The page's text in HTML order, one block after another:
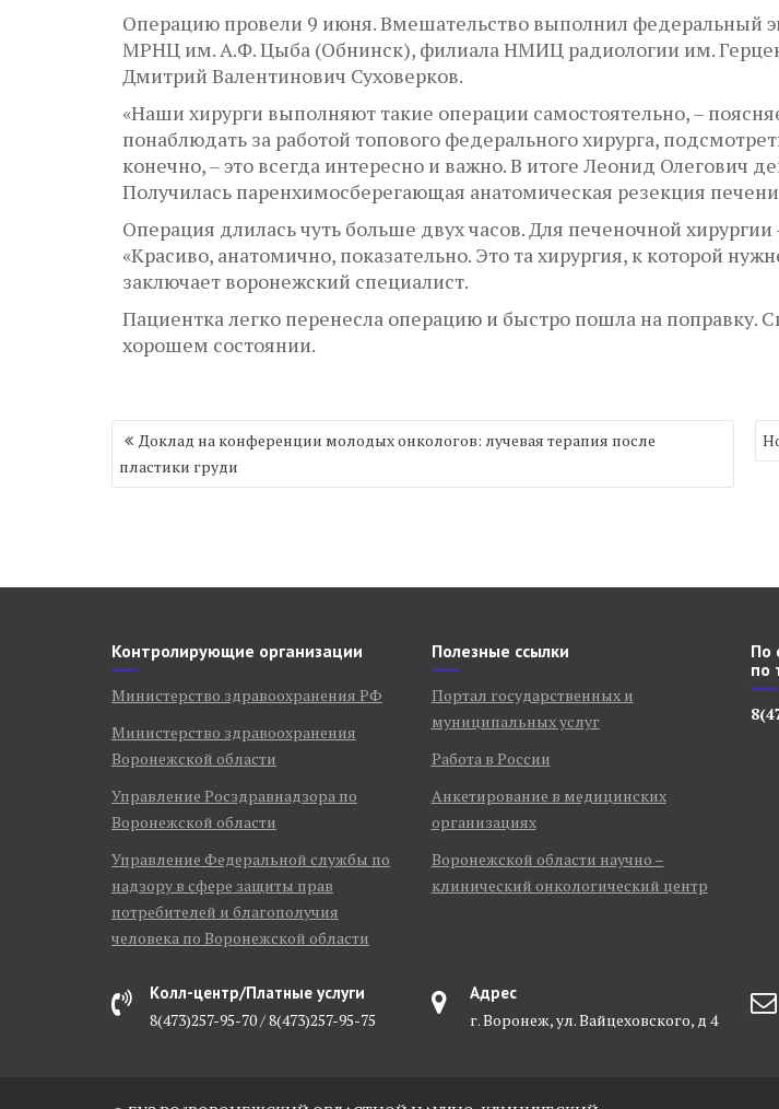
Операцию провели 9 июня. Вмешательство выполнил федеральный
МРНЦ им. А.Ф. Цыба (Обнинск), филиала НМИЦ радиологии им.
Дмитрий Валентинович Суховерков.
«Наши хирурги выполняют такие операции самостоятельно, –
понаблюдать за работой топового федерального хирурга,
конечно, – это всегда интересно и важно. В итоге Леонид Олегович
Получилась паренхимосберегающая анатомическая резекция
Операция длилась чуть больше двух часов. Для печеночной хирургии
«Красиво, анатомично, показательно. Это та хирургия, к которой
заключает воронежский специалист.
Пациентка легко перенесла операцию и быстро пошла на
хорошем состоянии.
Навигация
по
записям
Доклад на конференции молодых онкологов: лучевая терапия после
пластики груди
Контролирующие организации
Министерство здравоохранения РФ
Министерство здравоохранения
Воронежской области
Управление Росздравнадзора по
Воронежской области
Управление Федеральной службы по
надзору в сфере защиты прав
потребителей и благополучия
человека по Воронежской области
Полезные ссылки
Портал государственных и
муниципальных услуг
Работа в России
Анкетирование в медицинских
организациях
Воронежской области научно –
клинический онкологический центр
По
по
Колл-центр/Платные услуги
8(473)257-95-70 / 8(473)257-95-75
Адрес
г. Воронеж, ул. Вайцеховского, д 4